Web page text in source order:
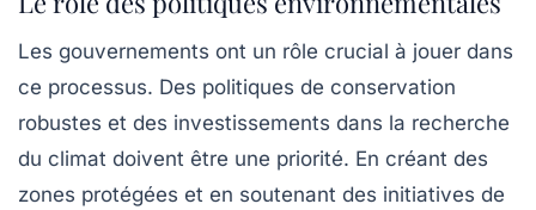
Les gouvernements ont un rôle crucial à jouer dans
ce processus. Des politiques de conservation
robustes et des investissements dans la recherche
du climat doivent être une priorité. En créant des
zones protégées et en soutenant des initiatives de